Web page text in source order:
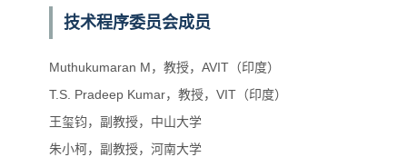
技术程序委员会成员
Muthukumaran M，教授，AVIT（印度）
T.S. Pradeep Kumar，教授，VIT（印度）
王玺钧，副教授，中山大学
朱小柯，副教授，河南大学